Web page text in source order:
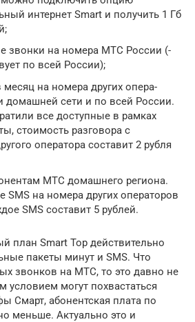
интернет Smart и получить 1 Гб
звонки на номера МТС России (­
по всей России);
месяц на номера других опера­
домашней сети и по всей Росс­ии.
все доступные в рамках
стоимость разговора с
оператора составит 2 рубля
МТС домашнего региона.
SMS на номера других операт­оров
SMS составит 5 рубле­й.
план Smart Top действительно
пакеты минут и SMS. Что
звонков на МТС, то это давно не
могут похвастаться
Смарт, абонентская плата по
меньше. Актуально это и